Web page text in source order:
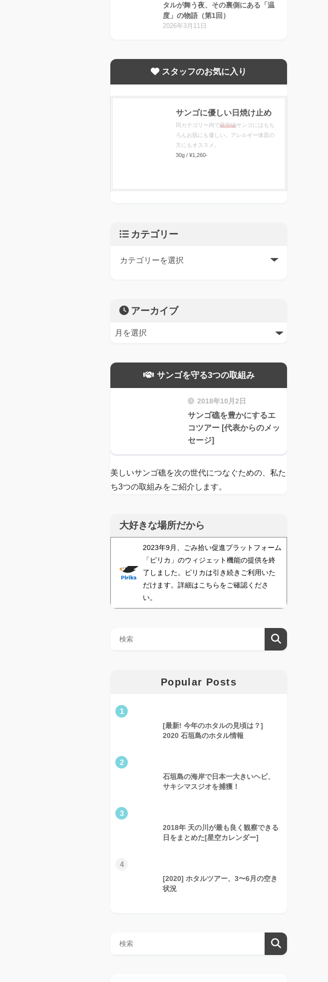
タルが舞う夜、その裏側にある「温
度」の物語（第1回）
2026年3月11日
スタッフのお気に入り
サンゴに優しい日焼け止め
同カテゴリー内で最安値 サンゴにはもち
ろんお肌にも優しい。アレルギー体質の
方にもオススメ。
30g / ¥1,260-
カテゴリー
アーカイブ
サンゴを守る3つの取組み
2018年10月2日
サンゴ礁を豊かにするエ
コツアー [代表からのメッ
セージ]
美しいサンゴ礁を次の世代につなぐための、私た
ち3つの取組みをご紹介します。
大好きな場所だから
2023年9月、ごみ拾い促進プラットフォーム
「ピリカ」のウィジェット機能の提供を終
了しました。ピリカは引き続きご利用いた
だけます。詳細はこちらをご確認くださ
い。
Popular Posts
1
[最新! 今年のホタルの見頃は？]
2020 石垣島のホタル情報
2
石垣島の海岸で日本一大きいヘビ、
サキシマスジオを捕獲！
3
2018年 天の川が最も良く観察できる
日をまとめた[星空カレンダー]
4
[2020] ホタルツアー、3〜6月の空き
状況